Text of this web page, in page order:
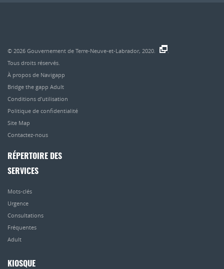
© 2026 Gouvernement de Terre-Neuve-et-Labrador, 2020.
Tous droits réservés.
À propos de Navigapp
Bridge the gapp Adult
Conditions d’utilisation
Politique de confidentialité
Site Map
Contactez-nous
RÉPERTOIRE DES
SERVICES
Mots-clés
Urgence
Consultations
Fréquentes
Adult
KIOSQUE